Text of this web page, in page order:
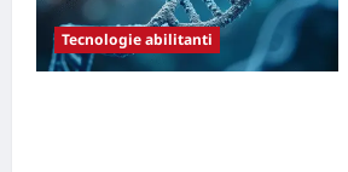
panorama
della
tracciabilità
nel
Tecnologie abilitanti